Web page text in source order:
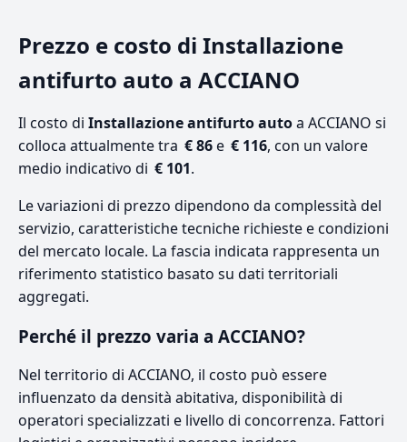
Prezzo e costo di Installazione
antifurto auto a ACCIANO
Il costo di Installazione antifurto autoa ACCIANO si
colloca attualmente tra € 86e € 116, con un valore
medio indicativo di € 101.
Le variazioni di prezzo dipendono da complessità del
servizio, caratteristiche tecniche richieste e condizioni
del mercato locale. La fascia indicata rappresenta un
riferimento statistico basato su dati territoriali
aggregati.
Perché il prezzo varia a ACCIANO?
Nel territorio di ACCIANO, il costo può essere
influenzato da densità abitativa, disponibilità di
operatori specializzati e livello di concorrenza. Fattori